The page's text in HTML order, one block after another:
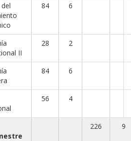
84 6
II
28 2
84 6
56 4
226 9